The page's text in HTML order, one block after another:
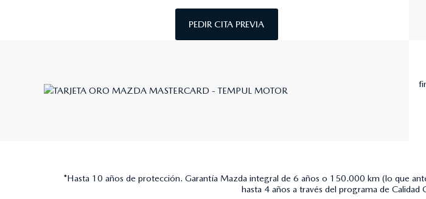
PEDIR CITA PREVIA
*Hasta 10 años de protección. Garantía Mazda integral de 6 años o 150.000 km (lo que
hasta 4 años a través del programa de Calidad